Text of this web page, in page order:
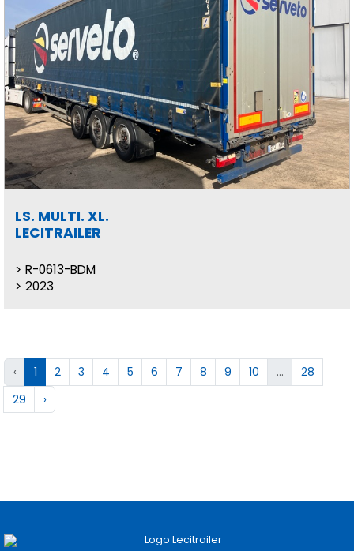
LS. MULTI. XL.
LECITRAILER
R-0613-BDM
2023
‹ 1 2 3 4 5 6 7 8 9 10 ...
28
29
›